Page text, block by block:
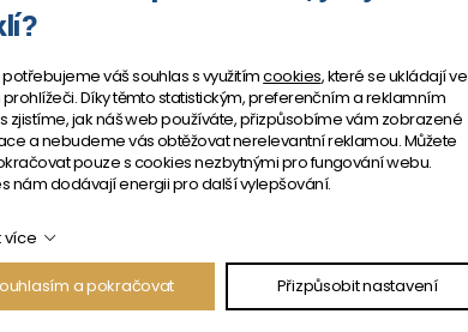
potřebujeme váš souhlas s využitímcookies, které se ukládají ve
Díky těmto statistickým, preferenčním a reklamním
zjistíme, jak náš web používáte, přizpůsobíme vám zobrazené
a nebudeme vás obtěžovat nerelevantní reklamou. Můžete
pouze s cookies nezbytnými pro fungování webu.
nám dodávají energii pro další vylepšování.
více
a pokračovat Přizpůsobit nastavení